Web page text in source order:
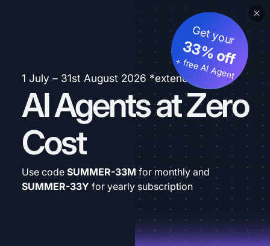
1 July – 31st August 2026 *extended
AI Agents at Zero
Cost
Get your
33% off
+ free AI Agent
Use code SUMMER-33M for monthly and
SUMMER-33Y for yearly subscription